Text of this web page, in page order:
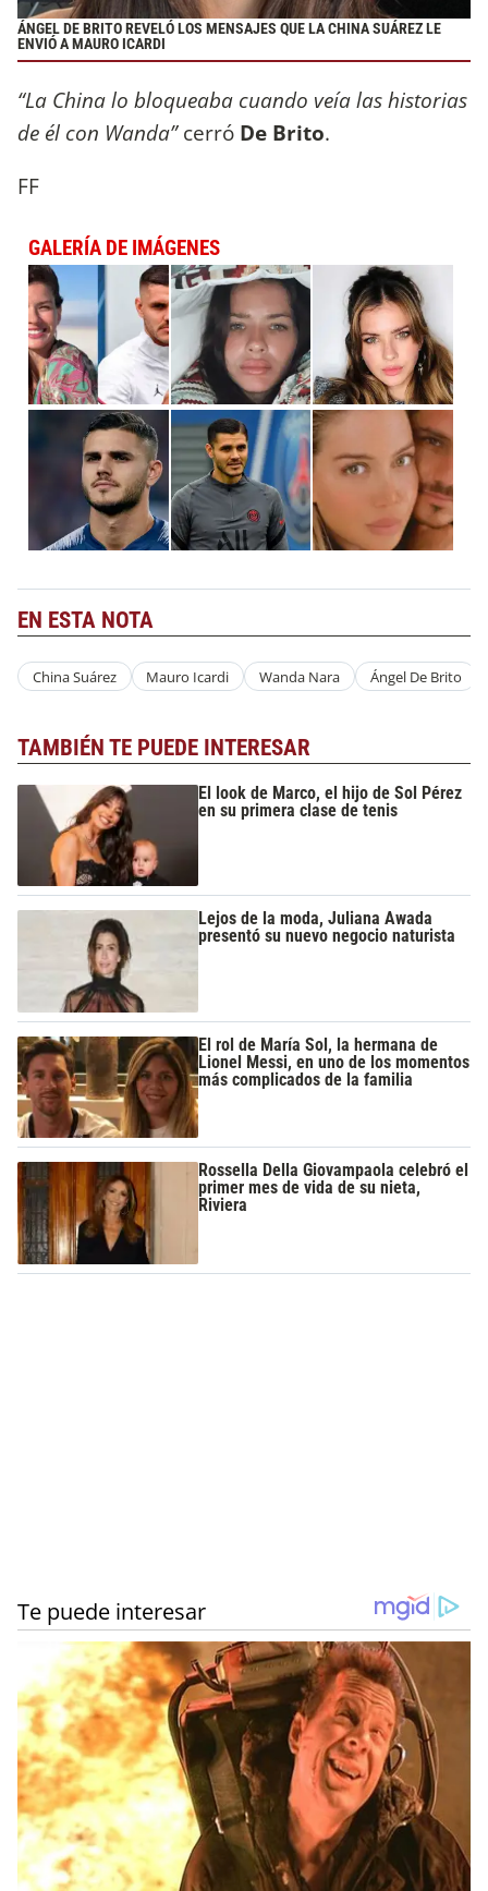
ÁNGEL DE BRITO REVELÓ LOS MENSAJES QUE LA CHINA SUÁREZ LE
ENVIÓ A MAURO ICARDI
“La China lo bloqueaba cuando veía las historias
de él con Wanda”cerró De Brito.
FF
GALERÍA DE IMÁGENES
EN ESTA NOTA
China Suárez Mauro Icardi Wanda Nara Ángel De Brito
TAMBIÉN TE PUEDE INTERESAR
El look de Marco, el hijo de Sol Pérez
en su primera clase de tenis
Lejos de la moda, Juliana Awada
presentó su nuevo negocio naturista
El rol de María Sol, la hermana de
Lionel Messi, en uno de los momentos
más complicados de la familia
Rossella Della Giovampaola celebró el
primer mes de vida de su nieta,
Riviera